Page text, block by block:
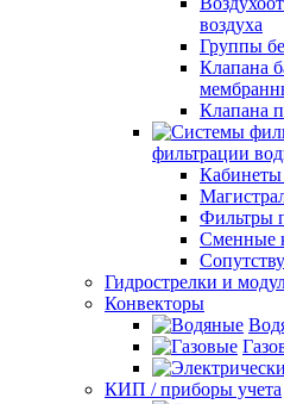
воздуха
Группы
Клапана
Клапана
фильтрации
Кабинеты
Фильтры
Сменные
Гидрострелки и
Конвекторы
КИП / приборы учета